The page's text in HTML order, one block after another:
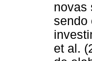
novas
sendo
et al.